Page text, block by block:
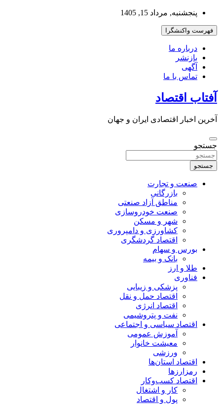
بروید
پنجشنبه, مرداد 15, 1405
فهرست واکنشگرا
درباره ما
بازنشر
آگهی
تماس با ما
آفتاب اقتصاد
آخرین اخبار اقتصادی ایران و جهان
جستجو
جستجو
صنعت و تجارت
بازرگانی
مناطق آزاد صنعتی
صنعت خودروسازی
شهر و مسکن
کشاورزی و دامپروری
اقتصاد گردشگری
بورس و سهام
بانک و بیمه
طلا و ارز
فناوری
پزشکی و زیبایی
اقتصاد حمل و نقل
اقتصاد انرژی
نفت و پتروشیمی
اقتصاد سیاسی و اجتماعی
آموزش عمومی
معیشت خانوار
ورزشی
اقتصاد استان‌ها
رمزارزها
اقتصاد کسب‌و‌کار
کار و اشتغال
پول و اقتصاد